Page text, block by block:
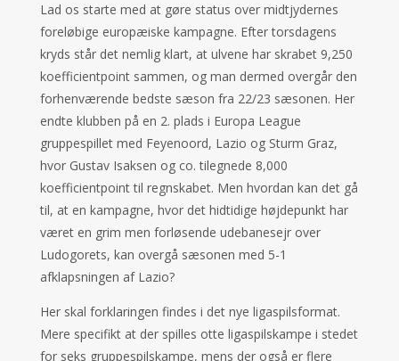
Lad os starte med at gøre status over midtjydernes
foreløbige europæiske kampagne. Efter torsdagens
kryds står det nemlig klart, at ulvene har skrabet 9,250
koefficientpoint sammen, og man dermed overgår den
forhenværende bedste sæson fra 22/23 sæsonen. Her
endte klubben på en 2. plads i Europa League
gruppespillet med Feyenoord, Lazio og Sturm Graz,
hvor Gustav Isaksen og co. tilegnede 8,000
koefficientpoint til regnskabet. Men hvordan kan det gå
til, at en kampagne, hvor det hidtidige højdepunkt har
været en grim men forløsende udebanesejr over
Ludogorets, kan overgå sæsonen med 5-1
afklapsningen af Lazio?
Her skal forklaringen findes i det nye ligaspilsformat.
Mere specifikt at der spilles otte ligaspilskampe i stedet
for seks gruppespilskampe, mens der også er flere